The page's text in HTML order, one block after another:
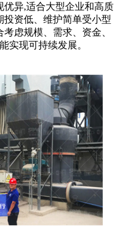
优异,适合大型企业和高质
资低、维护简单受小型
虑规模、需求、资金、
实现可持续发展。